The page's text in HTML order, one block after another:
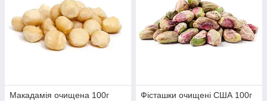
Макадамія очищена 100г
Фісташки очищені США 100г